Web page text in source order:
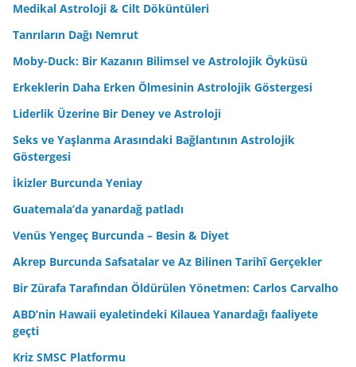
Medikal Astroloji & Cilt Döküntüleri
Tanrıların Dağı Nemrut
Moby-Duck: Bir Kazanın Bilimsel ve Astrolojik Öyküsü
Erkeklerin Daha Erken Ölmesinin Astrolojik Göstergesi
Liderlik Üzerine Bir Deney ve Astroloji
Seks ve Yaşlanma Arasındaki Bağlantının Astrolojik
Göstergesi
İkizler Burcunda Yeniay
Guatemala’da yanardağ patladı
Venüs Yengeç Burcunda – Besin & Diyet
Akrep Burcunda Safsatalar ve Az Bilinen Tarihî Gerçekler
Bir Zürafa Tarafından Öldürülen Yönetmen: Carlos Carvalho
ABD’nin Hawaii eyaletindeki Kilauea Yanardağı faaliyete
geçti
Kriz SMSC Platformu